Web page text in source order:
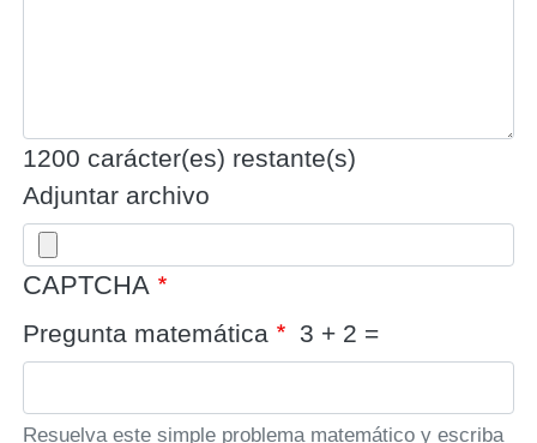
1200 carácter(es) restante(s)
Adjuntar archivo
CAPTCHA
Pregunta matemática 3 + 2 =
Resuelva este simple problema matemático y escriba